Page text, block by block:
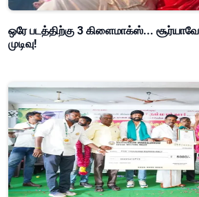
ஒரே படத்திற்கு 3 கிளைமாக்ஸ்...
முடிவு!